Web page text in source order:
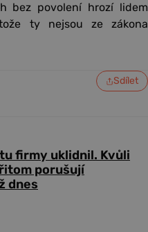
bez povolení hrozí lidem
ty nejsou ze zákona
Sdílet
firmy uklidnil. Kvůli
porušují
dnes